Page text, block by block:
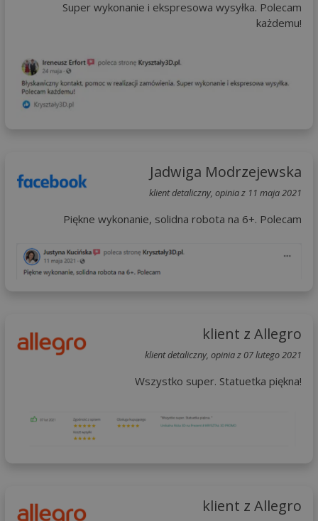
Super wykonanie i ekspresowa wysyłka. Polecam
każdemu!
Jadwiga Modrzejewska
klient detaliczny, opinia z 11 maja 2021
Piękne wykonanie, solidna robota na 6+. Polecam
klient z Allegro
klient detaliczny, opinia z 07 lutego 2021
Wszystko super. Statuetka piękna!
klient z Allegro